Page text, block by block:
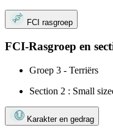
FCI rasgroep
FCI-Rasgroep en
Groep 3 - Terriërs
Section 2 : Small
Karakter en gedrag